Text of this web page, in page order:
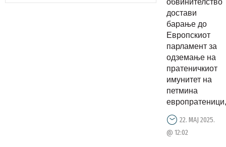
на
петмина
во врска
со
случајот
„Хуавеј“
обвинителство
достави
барање до
Европскиот
парламент за
одземање на
пратеничкиот
имунитет на
петмина
22. МАЈ 2025.
@ 12:02